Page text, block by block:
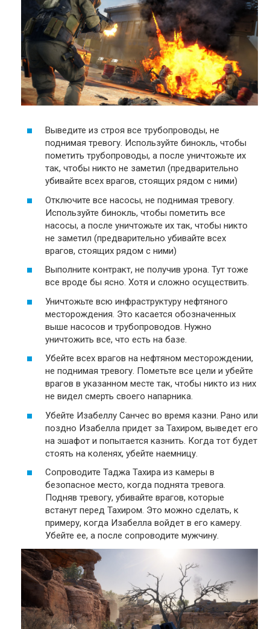
Выведите из строя все трубопроводы, не
поднимая тревогу. Используйте бинокль, чтобы
пометить трубопроводы, а после уничтожьте их
так, чтобы никто не заметил (предварительно
убивайте всех врагов, стоящих рядом с ними)
Отключите все насосы, не поднимая тревогу.
Используйте бинокль, чтобы пометить все
насосы, а после уничтожьте их так, чтобы никто
не заметил (предварительно убивайте всех
врагов, стоящих рядом с ними)
Выполните контракт, не получив урона. Тут тоже
все вроде бы ясно. Хотя и сложно осуществить.
Уничтожьте всю инфраструктуру нефтяного
месторождения. Это касается обозначенных
выше насосов и трубопроводов. Нужно
уничтожить все, что есть на базе.
Убейте всех врагов на нефтяном месторождении,
не поднимая тревогу. Пометьте все цели и убейте
врагов в указанном месте так, чтобы никто из них
не видел смерть своего напарника.
Убейте Изабеллу Санчес во время казни. Рано или
поздно Изабелла придет за Тахиром, выведет его
на эшафот и попытается казнить. Когда тот будет
стоять на коленях, убейте наемницу.
Сопроводите Таджа Тахира из камеры в
безопасное место, когда поднята тревога.
Подняв тревогу, убивайте врагов, которые
встанут перед Тахиром. Это можно сделать, к
примеру, когда Изабелла войдет в его камеру.
Убейте ее, а после сопроводите мужчину.